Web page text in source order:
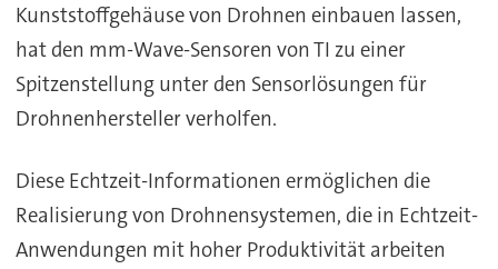
Kunststoffgehäuse von Drohnen einbauen lassen,
hat den mm-Wave-Sensoren von TI zu einer
Spitzenstellung unter den Sensorlösungen für
Drohnenhersteller verholfen.
Diese Echtzeit-Informationen ermöglichen die
Realisierung von Drohnensystemen, die in Echtzeit-
Anwendungen mit hoher Produktivität arbeiten